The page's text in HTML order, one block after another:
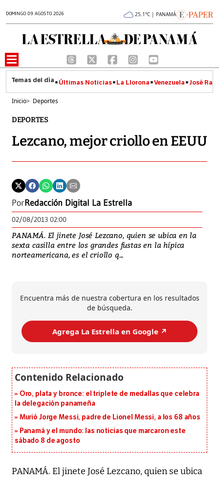
DOMINGO 09 AGOSTO 2026 25.1°C | PANAMÁ
Últimas Noticias La Llorona Venezuela José
Inicio> Deportes
DEPORTES
Lezcano, mejor criollo en EEUU
PorRedacción Digital La Estrella
02/08/2013 02:00
PANAMÁ. El jinete José Lezcano, quien se ubica en la
sexta casilla entre los grandes fustas en la hípica
norteamericana, es el criollo q...
Encuentra más de nuestra cobertura en los resultados
de búsqueda.
Agrega La Estrella en Google ↗️
Oro, plata y bronce: el triplete de medallas que celebra
la delegación panameña
Murió Jorge Messi, padre de Lionel Messi, a los 68 años
Panamá y el mundo: las noticias que marcaron este
sábado 8 de agosto
PANAMÁ. El jinete José Lezcano, quien se ubica